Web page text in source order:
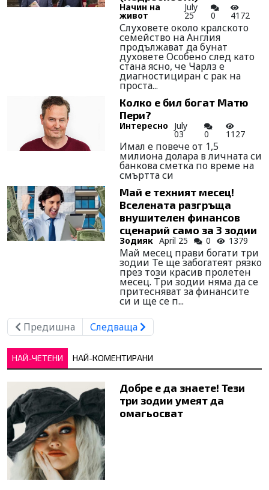
Начин на
живот
July
25 0 4172
Слуховете около кралското
семейство на Англия
продължават да бунат
духовете Особено след като
стана ясно, че Чарлз е
диагностициран с рак на
проста...
Колко е бил богат Матю
Пери?
Интересно July
03 0 1127
Имал е повече от 1,5
милиона долара в личната си
банкова сметка по време на
смъртта си
Май е техният месец!
Вселената разгръща
внушителен финансов
сценарий само за 3 зодии
Зодияк April 25 0 1379
Май месец прави богати три
зодии Те ще забогатеят рязко
през този красив пролетен
месец. Три зодии няма да се
притесняват за финансите
си и ще се п...
Предишна
Следваща
НАЙ-ЧЕТЕНИ НАЙ-КОМЕНТИРАНИ
Добре е да знаете! Тези
три зодии умеят да
омагьосват